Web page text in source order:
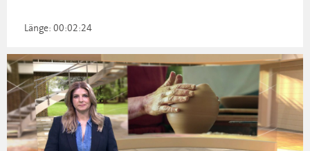
Länge: 00:02:24